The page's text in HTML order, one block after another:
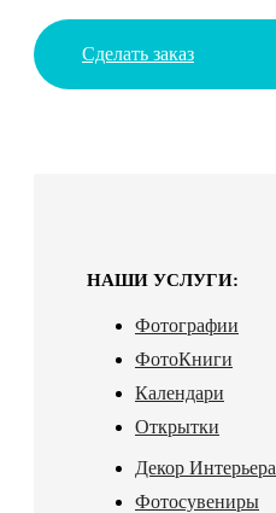
Сделать заказ
НАШИ УСЛУГИ:
Фотографии
ФотоКниги
Календари
Открытки
Декор Интерьера
Фотосувениры